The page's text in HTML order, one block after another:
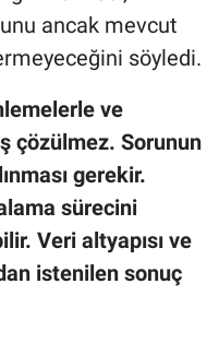
ancak mevcut
söyledi.
ve
çözülmez. Sorunun
gerekir.
sürecini
Veri altyapısı ve
istenilen sonuç